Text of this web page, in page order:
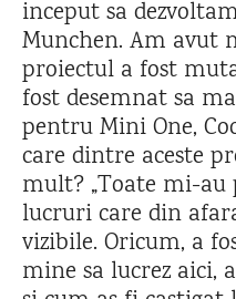
inceput sa
Munchen. Am avut
proiectul a fost
fost desemnat sa
pentru Mini One,
care dintre aceste
mult? „Toate mi-au
lucruri care din
vizibile. Oricum, a
mine sa lucrez aici,